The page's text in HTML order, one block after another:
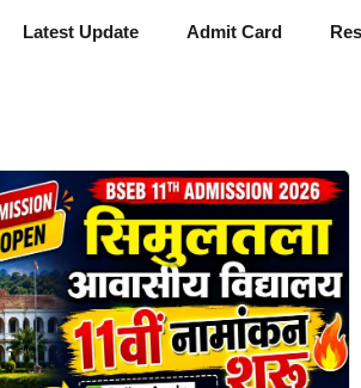
Latest Update Admit Card